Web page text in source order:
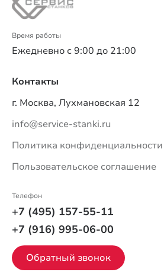
Время работы
Ежедневно с 9:00 до 21:00
Контакты
г. Москва, Лухмановская 12
info@service-stanki.ru
Политика конфиденциальности
Пользовательское соглашение
Телефон
+7 (495) 157-55-11
+7 (916) 995-06-00
Обратный звонок